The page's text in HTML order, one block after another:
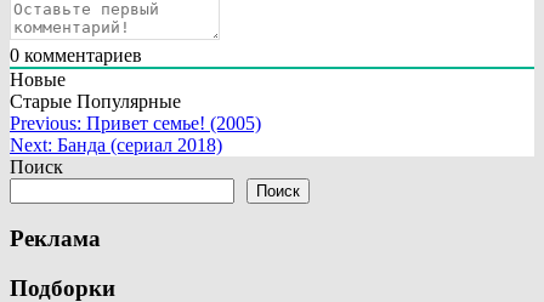
0 комментариев
Новые
Старые Популярные
Навигация
по
Previous: Привет семье! (2005)
Next: Банда (сериал 2018)
Поиск
Поиск
Реклама
Подборки